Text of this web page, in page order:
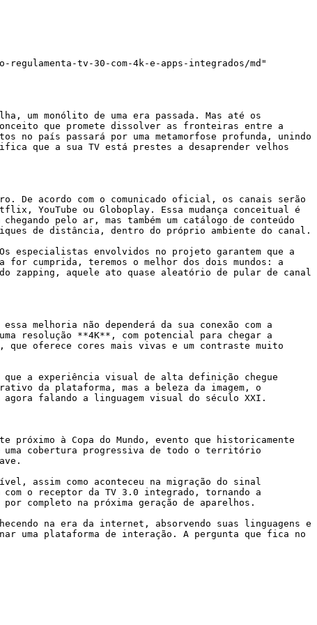
tv-30-com-4k-e-apps-integrados/md"
um monólito de uma era passada. Mas até os
que promete dissolver as fronteiras entre a
país passará por uma metamorfose profunda, unindo
que a sua TV está prestes a desaprender velhos
De acordo com o comunicado oficial, os canais serão
YouTube ou Globoplay. Essa mudança conceitual é
pelo ar, mas também um catálogo de conteúdo
de distância, dentro do próprio ambiente do canal.
especialistas envolvidos no projeto garantem que a
cumprida, teremos o melhor dos dois mundos: a
zapping, aquele ato quase aleatório de pular de canal
melhoria não dependerá da sua conexão com a
resolução **4K**, com potencial para chegar a
que oferece cores mais vivas e um contraste muito
que a experiência visual de alta definição chegue
da plataforma, mas a beleza da imagem, o
falando a linguagem visual do século XXI.
próximo à Copa do Mundo, evento que historicamente
uma cobertura progressiva de todo o território
assim como aconteceu na migração do sinal
o receptor da TV 3.0 integrado, tornando a
completo na próxima geração de aparelhos.
na era da internet, absorvendo suas linguagens e
uma plataforma de interação. A pergunta que fica no